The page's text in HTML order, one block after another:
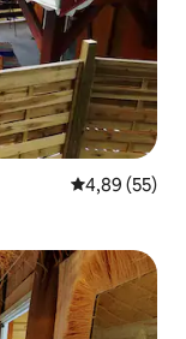
Évaluation
4,89 (55)